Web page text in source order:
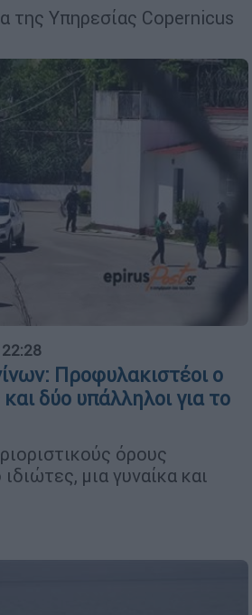
της Υπηρεσίας Copernicus
Προφυλακιστέοι ο
δύο υπάλληλοι για το
όρους
μια γυναίκα και